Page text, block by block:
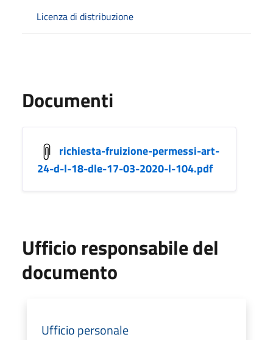
Licenza di distribuzione
Documenti
richiesta-fruizione-permessi-art-
24-d-l-18-dle-17-03-2020-l-104.pdf
Ufficio responsabile del
documento
Ufficio personale